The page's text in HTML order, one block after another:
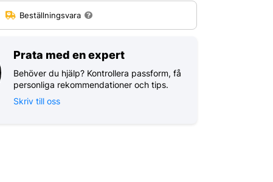
Beställningsvara
Prata med en expert
Behöver du hjälp? Kontrollera passform, få
personliga rekommendationer och tips.
Skriv till oss